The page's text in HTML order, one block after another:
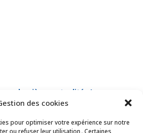
des cookies
pour optimiser votre expérience sur notre
ou refuser leur utilisation . Certaines
dernières actualités !